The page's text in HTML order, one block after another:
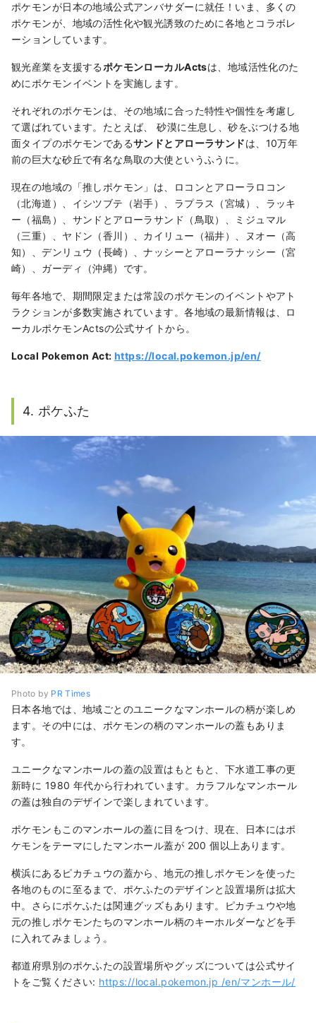
ポケモンが日本の地域公式アンバサダーに就任！いま、多くの
ポケモンが、地域の活性化や観光誘致のために各地とコラボレ
ーションしています。
観光産業を支援する ポケモンローカルActsは、地域活性化のた
めにポケモンイベントを実施します。
それぞれのポケモンは、その地域に合った特性や個性を考慮し
て選ばれています。たとえば、 砂漠に生息し、砂をぶつける地
面タイプのポケモンであるサンドとアローラサンドは、10万年
前の巨大な砂丘で有名な鳥取の大使というふうに。
現在の地域の「推しポケモン」は、ロコンとアローラロコン
（北海道）、イシツブテ（岩手）、ラプラス（宮城）、ラッキ
ー（福島）、サンドとアローラサンド（鳥取）、ミジュマル
（三重）、ヤドン（香川）、カイリュー（福井）、ヌオー（高
知）、デンリュウ（長崎）、ナッシーとアローラナッシー（宮
崎）、ガーディ（沖縄）です。
毎年各地で、期間限定または常設のポケモンのイベントやアト
ラクションが多数実施されています。各地域の最新情報は、ロ
ーカルポケモンActsの公式サイトから。
Local Pokemon Act: https://local.pokemon.jp/en/
4. ポケふた
Photo by PR Times
日本各地では、地域ごとのユニークなマンホールの柄が楽しめ
ます。その中には、ポケモンの柄のマンホールの蓋もありま
す。
ユニークなマンホールの蓋の設置はもともと、下水道工事の更
新時に 1980 年代から行われています。カラフルなマンホール
の蓋は独自のデザインで楽しまれています。
ポケモンもこのマンホールの蓋に目をつけ、現在、日本にはポ
ケモンをテーマにしたマンホール蓋が 200 個以上あります。
横浜にあるピカチュウの蓋から、地元の推しポケモンを使った
各地のものに至るまで、ポケふたのデザインと設置場所は拡大
中。さらにポケふたは関連グッズもあります。ピカチュウや地
元の推しポケモンたちのマンホール柄のキーホルダーなどを手
に入れてみましょう。
都道府県別のポケふたの設置場所やグッズについては公式サイ
トをご覧ください: https://local.pokemon.jp /en/マンホール/